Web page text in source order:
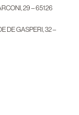
29 – 65126
DE GASPERI, 32 –